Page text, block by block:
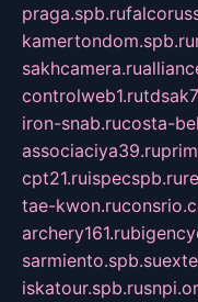
praga.spb.ru
kamertondom.spb.ru
sakhcamera.ru
controlweb1.ru
iron-snab.rucosta-
associaciya39.ru
cpt21.ruispecspb.ru
tae-kwon.ru
archery161.ru
sarmiento.spb.su
iskatour.spb.ru